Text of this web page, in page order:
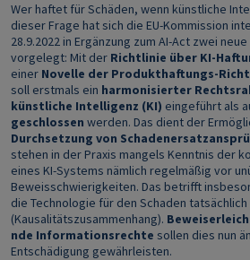
Wer haftet für Schäden, wenn künstliche
dieser Frage hat sich die EU-Kommission
28.9.2022 in Ergänzung zum AI-Act zwei
vorgelegt: Mit der Richtlinie über KI-
einer Novelle der Produkthaftungs-
soll erstmals ein harmonisierter
künstliche Intelligenz (KI) eingeführt als
geschlossen werden. Das dient der
Durchsetzung von
stehen in der Praxis mangels Kenntnis der
eines KI-Systems nämlich regelmäßig vor
Beweisschwierigkeiten. Das betrifft
die Technologie für den Schaden
(Kausalitätszusammenhang).
nde Informationsrechte sollen dies nun
Entschädigung gewährleisten.